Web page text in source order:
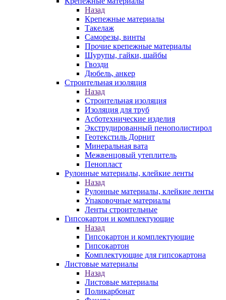
Назад
Крепежные материалы
Такелаж
Саморезы, винты
Прочие крепежные материалы
Шурупы, гайки, шайбы
Гвозди
Дюбель, анкер
Строительная изоляция
Назад
Строительная изоляция
Изоляция для труб
Асботехнические изделия
Экструдированный пенополистирол
Геотекстиль Дорнит
Минеральная вата
Межвенцовый утеплитель
Пенопласт
Рулонные материалы, клейкие ленты
Назад
Рулонные материалы, клейкие ленты
Упаковочные материалы
Ленты строительные
Гипсокартон и комплектующие
Назад
Гипсокартон и комплектующие
Гипсокартон
Комплектующие для гипсокартона
Листовые материалы
Назад
Листовые материалы
Поликарбонат